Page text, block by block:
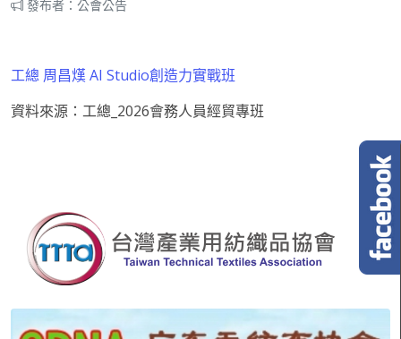
發布者：公會公告
工總 周昌熯 AI Studio創造力實戰班
資料來源：工總_2026會務人員經貿專班